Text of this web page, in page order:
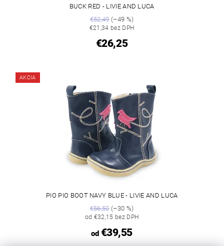
BUCK RED - LIVIE AND LUCA
€52,49(–49 %)
€21,34 bez DPH
€26,25
AKCIA
PIO PIO BOOT NAVY BLUE - LIVIE AND LUCA
€56,50(–30 %)
od €32,15 bez DPH
od€39,55